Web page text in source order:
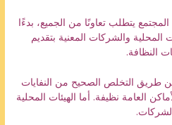
يتطلب تعاونًا من الجميع، بدءًا
والشركات المعنية بتقديم
النظافة.
طريق التخلص الصحيح من النفايات
العامة نظيفة. أما الهيئات المحلية